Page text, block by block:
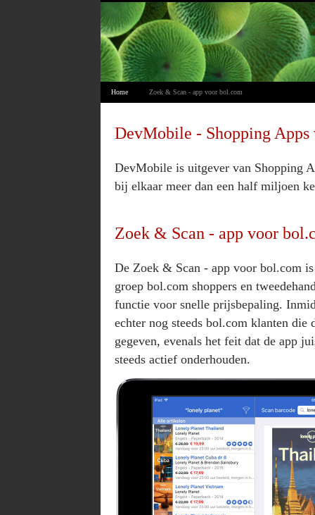
Home Zoek & Scan - app voor bol.com
DevMobile - Shopping Apps
DevMobile is uitgever van Shopping
bij elkaar meer dan een half miljoen
Zoek & Scan - app voor
De Zoek & Scan - app voor bol.com
groep bol.com shoppers en
functie voor snelle prijsbepaling.
echter nog steeds bol.com klanten die
gegeven, evenals het feit dat de app
steeds actief onderhouden.